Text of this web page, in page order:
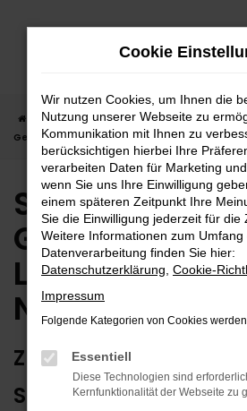
Zum
Startseite Nagold Suzuki Suzuki
Gebrauchtwagen | Lieferservice nach Nagold
Suzuki Ignis
Lieferservice
Nagold
ZUVERLÄSSIG FÜR
SUZUKI IGNIS
Cookie
Wir nutzen Cookies, um Ihnen die
Nutzung unserer Webseite zu
Kommunikation mit Ihnen zu
berücksichtigen hierbei Ihre
verarbeiten Daten für Marketing
wenn Sie uns Ihre Einwilligung
einem späteren Zeitpunkt Ihre
Sie die Einwilligung jederzeit für die
Weitere Informationen zum Umfang
Datenverarbeitung finden Sie hier:
Datenschutzerklärung Cookie-
Impressum
Folgende Kategorien von Cookies
Essentiell
Diese Technologien sind
Kernfunktionalität der Webseite zu